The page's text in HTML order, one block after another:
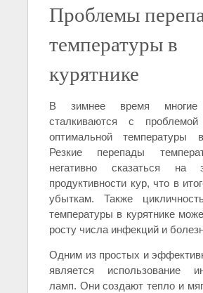
Проблемы
температуры в
курятнике
В зимнее время многие
сталкиваются с проблемой
оптимальной температуры
Резкие перепады
негативно сказаться на
продуктивности кур, что в
убыткам. Также
температуры в курятнике
росту числа инфекций и
Одним из простых и
является использование
ламп. Они создают тепло и